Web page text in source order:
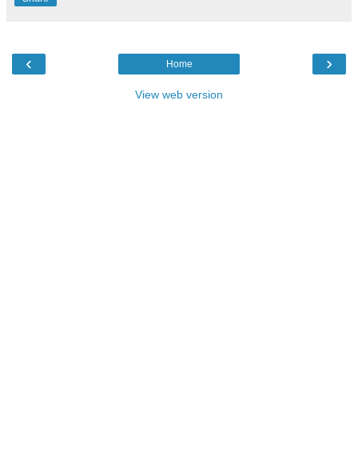
‹ ›
Home
View web version